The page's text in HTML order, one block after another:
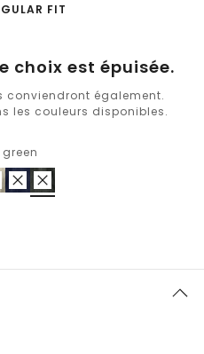
FIT
choix est épuisée.
conviendront également.
les couleurs disponibles.